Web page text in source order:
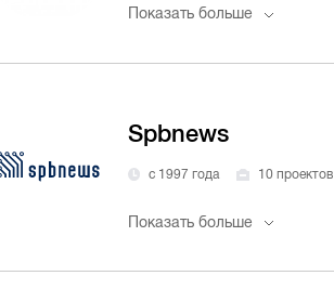
Показать больше
Spbnews
с 1997 года 10 проектов
Показать больше